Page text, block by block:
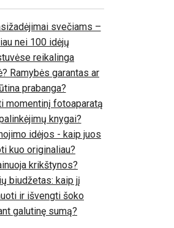
svečiams –
nei 100 idėjų
reikalinga
Ramybės garantas ar
prabanga?
momentinį fotoaparatą
knygai?
idėjos - kaip juos
kuo originaliau?
krikštynos?
biudžetas: kaip jį
ir išvengti šoko
galutinę sumą?